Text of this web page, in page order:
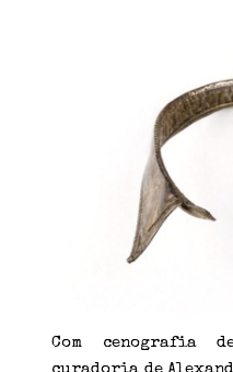
Com cenografia